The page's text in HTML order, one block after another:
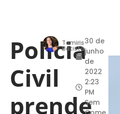
Polícia
Civil
prende
Tamiris
Batista
30 de
junho
de
2022
2:23
PM
Sem